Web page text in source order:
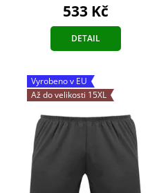
533 Kč
DETAIL
Vyrobeno v EU
Až do velikosti 15XL